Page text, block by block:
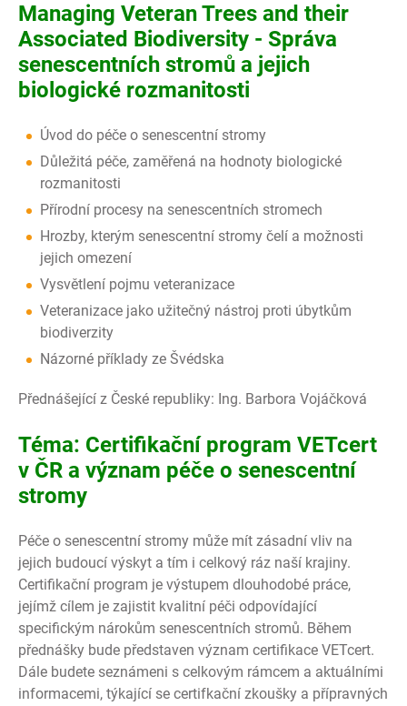
Managing Veteran Trees and their
Associated Biodiversity - Správa
senescentních stromů a jejich
biologické rozmanitosti
Úvod do péče o senescentní stromy
Důležitá péče, zaměřená na hodnoty biologické
rozmanitosti
Přírodní procesy na senescentních stromech
Hrozby, kterým senescentní stromy čelí a možnosti
jejich omezení
Vysvětlení pojmu veteranizace
Veteranizace jako užitečný nástroj proti úbytkům
biodiverzity
Názorné příklady ze Švédska
Přednášející z České republiky: Ing. Barbora Vojáčková
Téma: Certifikační program VETcert
v ČR a význam péče o senescentní
stromy
Péče o senescentní stromy může mít zásadní vliv na
jejich budoucí výskyt a tím i celkový ráz naší krajiny.
Certifikační program je výstupem dlouhodobé práce,
jejímž cílem je zajistit kvalitní péči odpovídající
specifickým nárokům senescentních stromů. Během
přednášky bude představen význam certifikace VETcert.
Dále budete seznámeni s celkovým rámcem a aktuálními
informacemi, týkající se certifkační zkoušky a přípravných